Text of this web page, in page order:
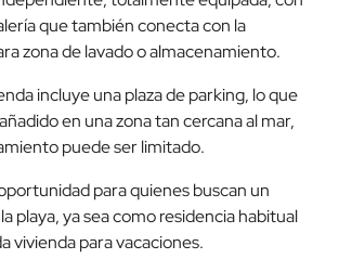
que también conecta con la
zona de lavado o almacenamiento.
incluye una plaza de parking, lo que
en una zona tan cercana al mar,
puede ser limitado.
para quienes buscan un
playa, ya sea como residencia habitual
vivienda para vacaciones.